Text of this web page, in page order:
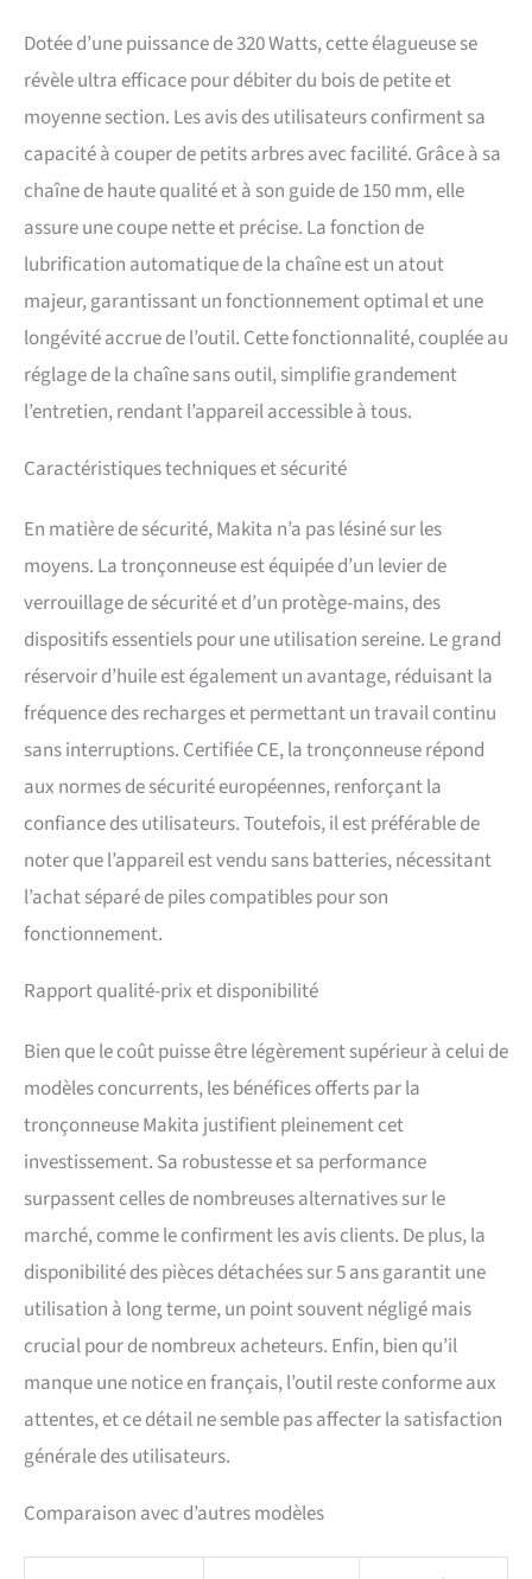
Dotée d’une puissance de 320 Watts, cette élagueuse se
révèle ultra efficace pour débiter du bois de petite et
moyenne section. Les avis des utilisateurs confirment sa
capacité à couper de petits arbres avec facilité. Grâce à sa
chaîne de haute qualité et à son guide de 150 mm, elle
assure une coupe nette et précise. La fonction de
lubrification automatique de la chaîne est un atout
majeur, garantissant un fonctionnement optimal et une
longévité accrue de l’outil. Cette fonctionnalité, couplée au
réglage de la chaîne sans outil, simplifie grandement
l’entretien, rendant l’appareil accessible à tous.
Caractéristiques techniques et sécurité
En matière de sécurité, Makita n’a pas lésiné sur les
moyens. La tronçonneuse est équipée d’un levier de
verrouillage de sécurité et d’un protège-mains, des
dispositifs essentiels pour une utilisation sereine. Le grand
réservoir d’huile est également un avantage, réduisant la
fréquence des recharges et permettant un travail continu
sans interruptions. Certifiée CE, la tronçonneuse répond
aux normes de sécurité européennes, renforçant la
confiance des utilisateurs. Toutefois, il est préférable de
noter que l’appareil est vendu sans batteries, nécessitant
l’achat séparé de piles compatibles pour son
fonctionnement.
Rapport qualité-prix et disponibilité
Bien que le coût puisse être légèrement supérieur à celui de
modèles concurrents, les bénéfices offerts par la
tronçonneuse Makita justifient pleinement cet
investissement. Sa robustesse et sa performance
surpassent celles de nombreuses alternatives sur le
marché, comme le confirment les avis clients. De plus, la
disponibilité des pièces détachées sur 5 ans garantit une
utilisation à long terme, un point souvent négligé mais
crucial pour de nombreux acheteurs. Enfin, bien qu’il
manque une notice en français, l’outil reste conforme aux
attentes, et ce détail ne semble pas affecter la satisfaction
générale des utilisateurs.
Comparaison avec d’autres modèles